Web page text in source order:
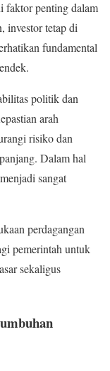
faktor penting dalam
investor tetap di
fundamental
politik dan
arah
risiko dan
Dalam hal
sangat
perdagangan
pemerintah untuk
sekaligus